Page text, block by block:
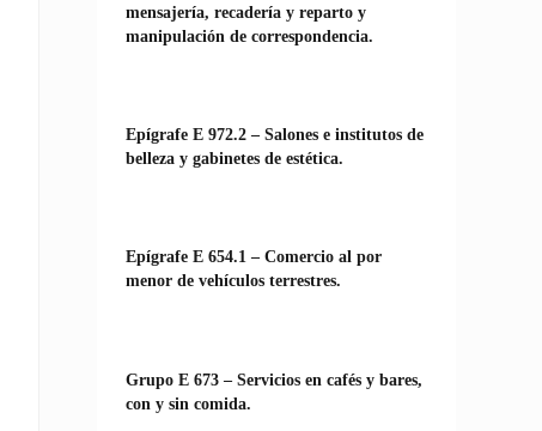
mensajería, recadería y reparto y
manipulación de correspondencia.
Epígrafe E 972.2 – Salones e institutos de
belleza y gabinetes de estética.
Epígrafe E 654.1 – Comercio al por
menor de vehículos terrestres.
Grupo E 673 – Servicios en cafés y bares,
con y sin comida.